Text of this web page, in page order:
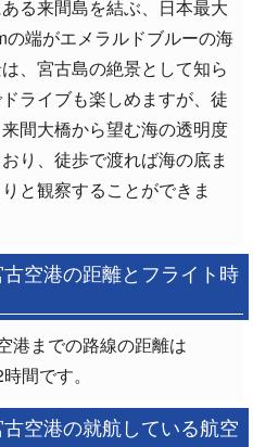
る来間島を結ぶ、日本最大
端がエメラルドブルーの海
、宮古島の絶景として知ら
ライブも楽しめますが、徒
間大橋から望む海の透明度
り、徒歩で渡れば海の底ま
と観察することができま
空港の距離とフライト時
港までの路線の距離は
間です。
空港の就航している航空